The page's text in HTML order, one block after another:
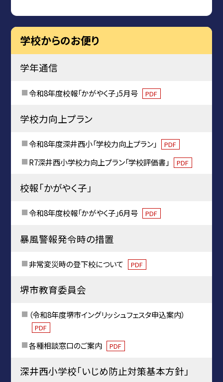
学校からのお便り
学年通信
令和8年度校報「かがやく子」5月号 PDF
学校力向上プラン
令和8年度深井西小「学校力向上プラン」 PDF
R7深井西小学校力向上プラン「学校評価書」 PDF
校報「かがやく子」
令和8年度校報「かがやく子」6月号 PDF
暴風警報発令時の措置
非常変災時の登下校について PDF
堺市教育委員会
（令和8年度堺市イングリッシュフェスタ申込案内）
PDF
各種相談窓口のご案内 PDF
深井西小学校「いじめ防止対策基本方針」